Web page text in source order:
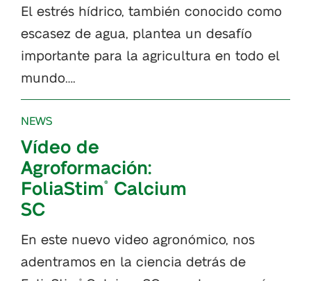
El estrés hídrico, también conocido como
escasez de agua, plantea un desafío
importante para la agricultura en todo el
mundo….
NEWS
Vídeo de
Agroformación:
FoliaStim®
Calcium
SC
En este nuevo video agronómico, nos
adentramos en la ciencia detrás de